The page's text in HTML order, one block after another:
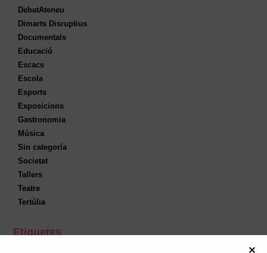
DebatAteneu
Dimarts Disruptius
Documentals
Educació
Escacs
Escola
Esports
Exposicions
Gastronomia
Música
Sin categoría
Societat
Tallers
Teatre
Tertúlia
Etiquetes